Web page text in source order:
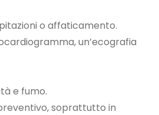
o affaticamento.
un’ecografia
e fumo.
soprattutto in